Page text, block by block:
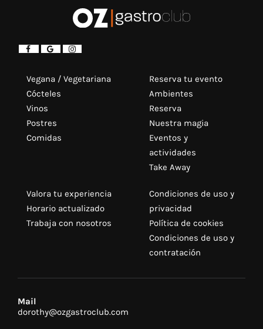
Vegana / Vegetariana
Cócteles
Vinos
Postres
Comidas
Reserva tu evento
Ambientes
Reserva
Nuestra magia
Eventos y
actividades
Take Away
Valora tu experiencia
Horario actualizado
Trabaja con nosotros
Condiciones de uso y
privacidad
Política de cookies
Condiciones de uso y
contratación
Mail
dorothy@ozgastroclub.com